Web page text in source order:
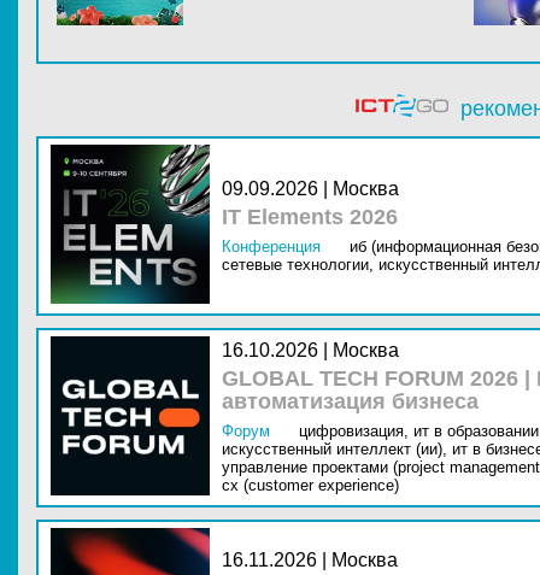
09.09.2026 | Москва
IT Elements 2026
Конференция
иб (информационная
сетевые технологии, искусственный
16.10.2026 | Москва
GLOBAL TECH FORUM
автоматизация бизнеса
Форум цифровизация, ит в
искусственный интеллект (ии), ит в
управление проектами (project
cx (customer experience)
16.11.2026 | Москва